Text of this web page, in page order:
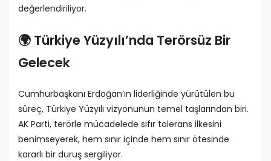
değerlendiriliyor.
🌍 Türkiye Yüzyılı’nda Terörsüz Bir
Gelecek
Cumhurbaşkanı Erdoğan’ın liderliğinde yürütülen bu
süreç, Türkiye Yüzyılı vizyonunun temel taşlarından biri.
AK Parti, terörle mücadelede sıfır tolerans ilkesini
benimseyerek, hem sınır içinde hem sınır ötesinde
kararlı bir duruş sergiliyor.